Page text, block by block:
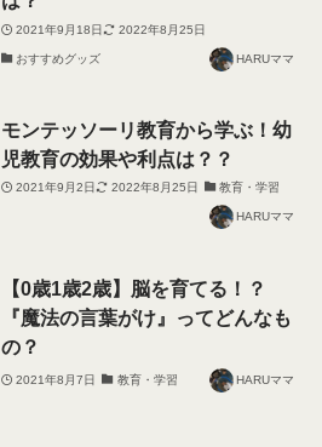
2021年9月18日 2022年8月25日
おすすめグッズ HARUママ
モンテッソーリ教育から学ぶ！幼
児教育の効果や利点は？？
2021年9月2日 2022年8月25日 教育・学習
HARUママ
【0歳1歳2歳】脳を育てる！？
『魔法の言葉がけ』ってどんなも
の？
2021年8月7日 教育・学習 HARUママ